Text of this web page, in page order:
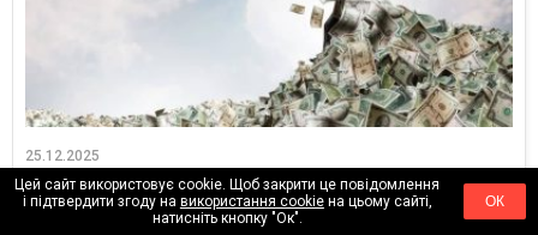
25.12.2025
Ви бідні не через лінощі. Чому одні заробляють копійки, а
інші — мільйони за ту саму роботу
Цей сайт використовує cookie. Щоб закрити це повідомлення
і підтвердити згоду на використання cookieна цьому сайті,
натисніть кнопку "Ок".
ОК